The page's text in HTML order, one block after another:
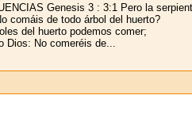
Genesis 3 : 3:1 Pero la
comáis de todo árbol del huerto?
del huerto podemos comer;
No comeréis de...